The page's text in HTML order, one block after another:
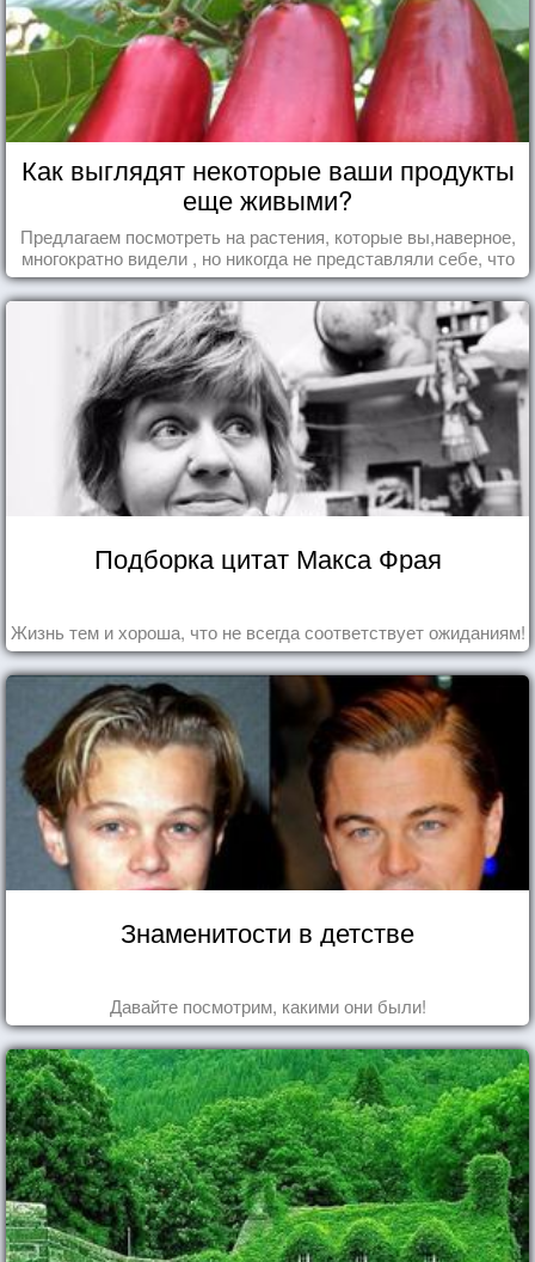
Как выглядят некоторые ваши продукты
еще живыми?
Предлагаем посмотреть на растения, которые вы,наверное,
многократно видели , но никогда не представляли себе, что
употребляете их в пищу.
Подборка цитат Макса Фрая
Жизнь тем и хороша, что не всегда соответствует ожиданиям!
Знаменитости в детстве
Давайте посмотрим, какими они были!